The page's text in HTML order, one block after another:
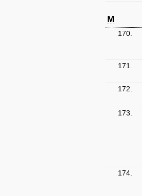
M
170.
171.
172.
173.
174.